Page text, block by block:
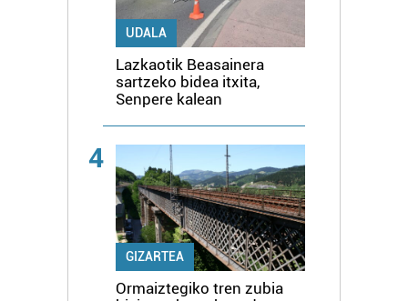
UDALA
Lazkaotik Beasainera
sartzeko bidea itxita,
Senpere kalean
4
GIZARTEA
Ormaiztegiko tren zubia